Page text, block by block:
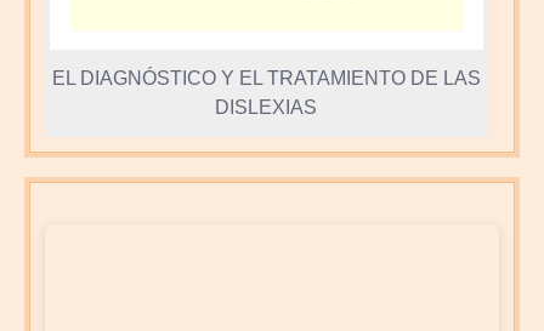
EL DIAGNÓSTICO Y EL TRATAMIENTO DE LAS
DISLEXIAS